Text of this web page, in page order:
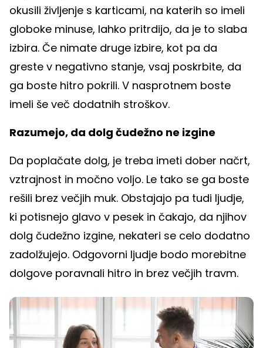
okusili življenje s karticami, na katerih so imeli
globoke minuse, lahko pritrdijo, da je to slaba
izbira. Če nimate druge izbire, kot pa da
greste v negativno stanje, vsaj poskrbite, da
ga boste hitro pokrili. V nasprotnem boste
imeli še več dodatnih stroškov.
Razumejo, da dolg čudežno ne izgine
Da poplačate dolg, je treba imeti dober načrt,
vztrajnost in močno voljo. Le tako se ga boste
rešili brez večjih muk. Obstajajo pa tudi ljudje,
ki potisnejo glavo v pesek in čakajo, da njihov
dolg čudežno izgine, nekateri se celo dodatno
zadolžujejo. Odgovorni ljudje bodo morebitne
dolgove poravnali hitro in brez večjih travm.